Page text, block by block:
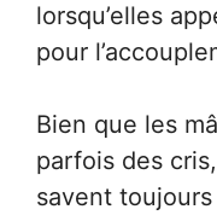
lorsqu’elles
pour
Bien que les
parfois des
savent